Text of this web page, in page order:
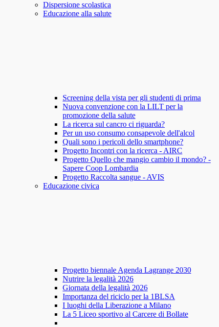
Dispersione scolastica
Educazione alla salute
Screening della vista per gli studenti di prima
Nuova convenzione con la LILT per la
promozione della salute
La ricerca sul cancro ci riguarda?
Per un uso consumo consapevole dell'alcol
Quali sono i pericoli dello smartphone?
Progetto Incontri con la ricerca - AIRC
Progetto Quello che mangio cambio il mondo? -
Sapere Coop Lombardia
Progetto Raccolta sangue - AVIS
Educazione civica
Progetto biennale Agenda Lagrange 2030
Nutrire la legalità 2026
Giornata della legalità 2026
Importanza del riciclo per la 1BLSA
I luoghi della Liberazione a Milano
La 5 Liceo sportivo al Carcere di Bollate